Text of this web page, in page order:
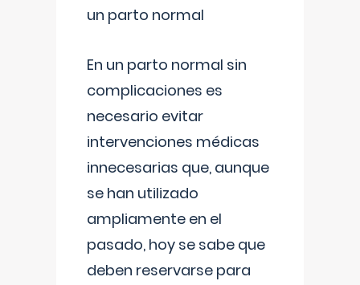
un parto normal
En un parto normal sin
complicaciones es
necesario evitar
intervenciones médicas
innecesarias que, aunque
se han utilizado
ampliamente en el
pasado, hoy se sabe que
deben reservarse para